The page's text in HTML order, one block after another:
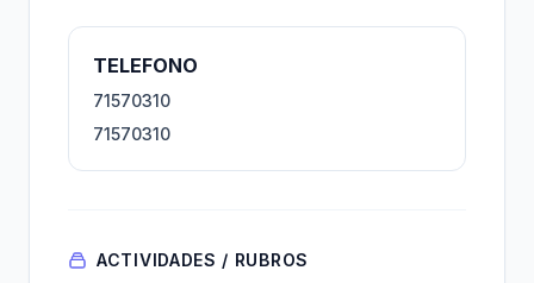
TELEFONO
71570310
71570310
ACTIVIDADES / RUBROS